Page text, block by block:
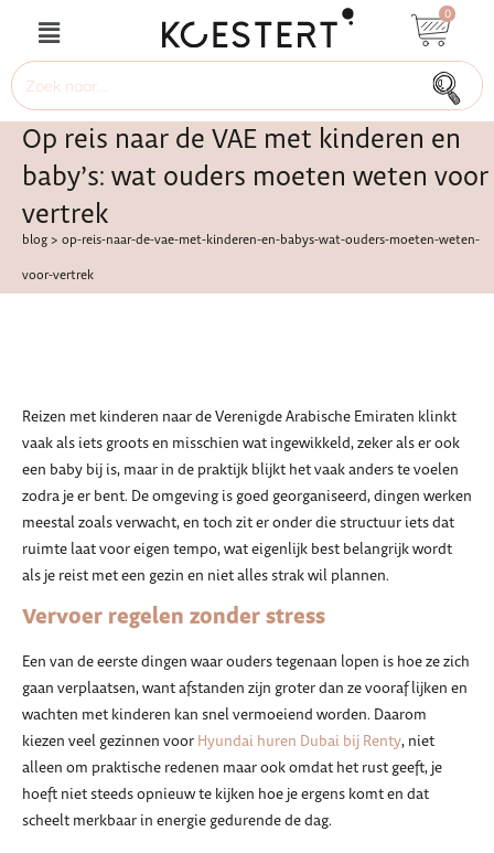
0
Op reis naar de VAE met kinderen en
baby’s: wat ouders moeten weten voor
vertrek
blog> op-reis-naar-de-vae-met-kinderen-en-babys-wat-ouders-moeten-weten-
voor-vertrek
Reizen met kinderen naar de Verenigde Arabische Emiraten klinkt
vaak als iets groots en misschien wat ingewikkeld, zeker als er ook
een baby bij is, maar in de praktijk blijkt het vaak anders te voelen
zodra je er bent. De omgeving is goed georganiseerd, dingen werken
meestal zoals verwacht, en toch zit er onder die structuur iets dat
ruimte laat voor eigen tempo, wat eigenlijk best belangrijk wordt
als je reist met een gezin en niet alles strak wil plannen.
Vervoer regelen zonder stress
Een van de eerste dingen waar ouders tegenaan lopen is hoe ze zich
gaan verplaatsen, want afstanden zijn groter dan ze vooraf lijken en
wachten met kinderen kan snel vermoeiend worden. Daarom
kiezen veel gezinnen voor Hyundai huren Dubai bij Renty, niet
alleen om praktische redenen maar ook omdat het rust geeft, je
hoeft niet steeds opnieuw te kijken hoe je ergens komt en dat
scheelt merkbaar in energie gedurende de dag.